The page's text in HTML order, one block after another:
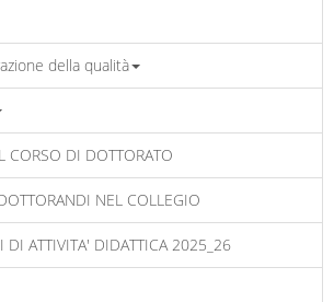
della qualità
CORSO DI DOTTORATO
NEL COLLEGIO
DI ATTIVITA' DIDATTICA 2025_26